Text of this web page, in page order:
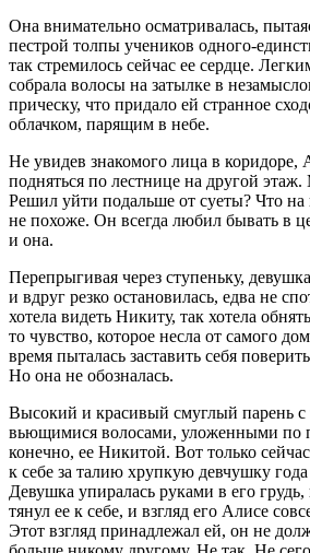
Она внимательно осматривалась,
пестрой толпы учеников одного-
так стремилось сейчас ее сердце.
собрала волосы на затылке в
прическу, что придало ей странное
облачком, парящим в небе.
Не увидев знакомого лица в коридоре,
подняться по лестнице на другой
Решил уйти подальше от суеты? Что на
не похоже. Он всегда любил бывать в
и она.
Перепрыгивая через ступеньку,
и вдруг резко остановилась, едва не
хотела видеть Никиту, так хотела
то чувство, которое несла от самого
время пыталась заставить себя
Но она не обозналась.
Высокий и красивый смуглый парень с
вьющимися волосами, уложенными по
конечно, ее Никитой. Вот только
к себе за талию хрупкую девчушку
Девушка упиралась руками в его
тянул ее к себе, и взгляд его Алисе
Этот взгляд принадлежал ей, он не